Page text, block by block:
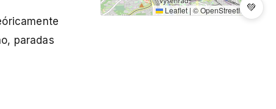
paradas
Leaflet | ©OpenStreetMap
💚